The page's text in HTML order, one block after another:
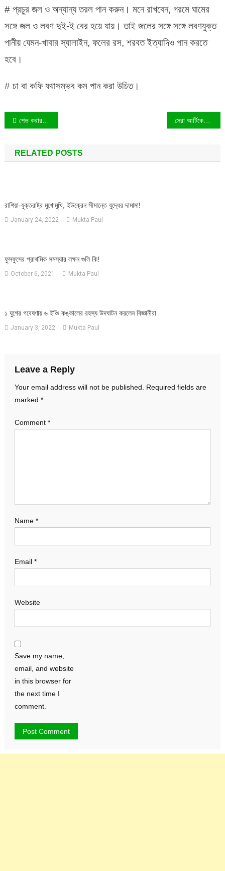
# প্রচুর জল ও অন্যান্য তরল পান করুন। মনে রাখবেন, গরমে ঘামের
সঙ্গে জল ও লবণ দুই-ই বের হয়ে যায়। তাই জলের সঙ্গে সঙ্গে লবণযুক্ত
পানীয় যেমন-খাবার স্যালাইন, ফলের রস, শরবত ইত্যাদিও পান করতে
হবে।
# চা বা কফি যথাসম্ভব কম পান করা উচিত।
Post
navigation
শেভ করার সঠিক নিয়ম! সেরা আর্টিকেল লেখার নিয়ম – লেখার সময় কোন কোন বিষয়ে লক্ষ্য রাখতে হয়!
RELATED POSTS
রাশিয়া-যুক্তরাষ্ট্র মুখোমুখি, ইউক্রেন সীমান্তে যুদ্ধের দামামা!
January 24, 2022 Mukta Paul
ফুসফুসের প্রাথমিক সমস্যার লক্ষন গুলি কি!
October 6, 2021 Mukta Paul
১ যুগের গবেষণায় ৬ ইঞ্চি কঙ্কালের রহস্য উদঘাটন করলেন বিজ্ঞানীরা
January 3, 2022 Mukta Paul
Leave a Reply
Your email address will not be published. Required fields are
marked *
Comment *
Name *
Email *
Website
Save my name,
email, and website
in this browser for
the next time I
comment.